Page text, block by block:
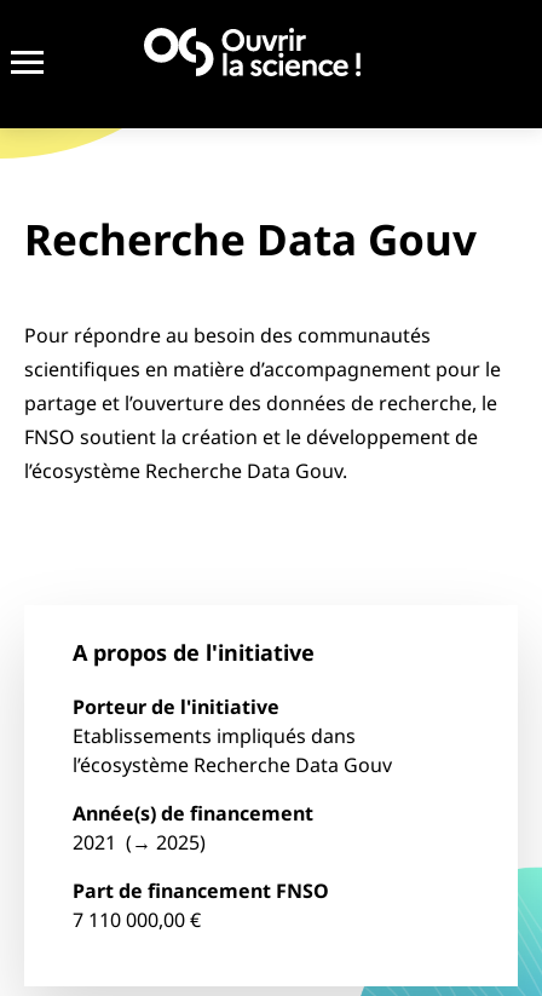
Recherche Data Gouv
Pour répondre au besoin des communautés
scientifiques en matière d’accompagnement pour le
partage et l’ouverture des données de recherche, le
FNSO soutient la création et le développement de
l’écosystème Recherche Data Gouv.
A propos de l'initiative
Porteur de l'initiative
Etablissements impliqués dans
l’écosystème Recherche Data Gouv
Année(s) de financement
2021 (→ 2025)
Part de financement FNSO
7 110 000,00 €